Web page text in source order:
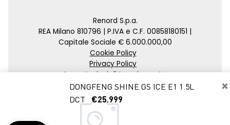
×
DONGFENG SHINE GS ICE E1 1.5L
DCT
€25.999
Renord S.p.a.
REA Milano 810796 | P.IVA e C.F. 00858180151 |
Capitale Sociale € 6.000.000,00
Cookie Policy
Privacy Policy
Impostazioni di tracciamento
Agenzia SEO